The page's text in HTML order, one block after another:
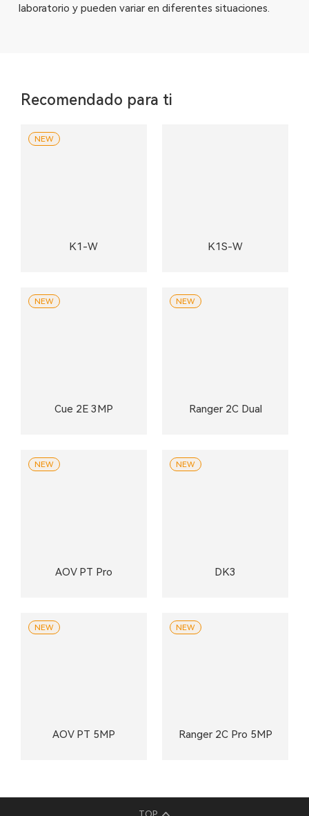
laboratorio y pueden variar en diferentes situaciones.
Recomendado para ti
K1-W
NEW
K1S-W
Cue 2E 3MP
NEW
Ranger 2C Dual
NEW
AOV PT Pro
NEW
DK3
NEW
AOV PT 5MP
NEW
Ranger 2C Pro 5MP
NEW